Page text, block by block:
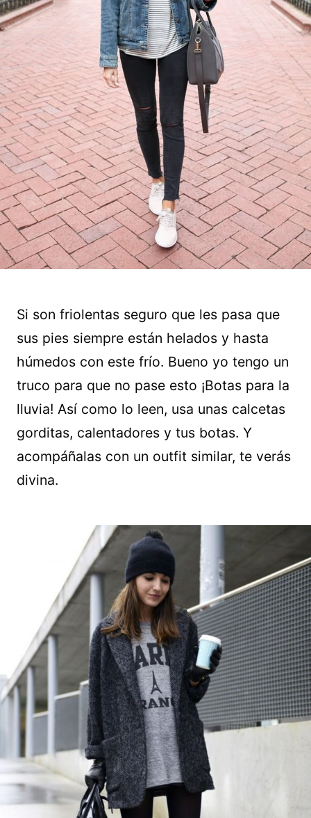
Si son friolentas seguro que les pasa que
sus pies siempre están helados y hasta
húmedos con este frío. Bueno yo tengo un
truco para que no pase esto ¡Botas para la
lluvia! Así como lo leen, usa unas calcetas
gorditas, calentadores y tus botas. Y
acompáñalas con un outfit similar, te verás
divina.